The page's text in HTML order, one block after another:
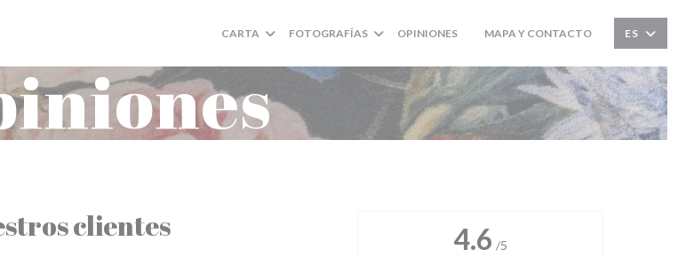
CARTA FOTOGRAFÍAS OPINIONES
((ABRE EN UNA NUEVA VENTANA))
MAPA Y CONTACTO ES
clientes 4.6 /5